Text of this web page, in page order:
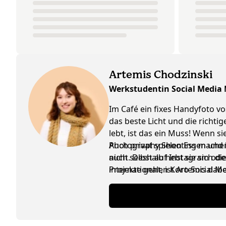
Artemis Chodzinski
Werkstudentin Social Media
Im Café ein fixes Handyfoto
das beste Licht und die
lebt, ist das ein Muss! Wenn
Photography Shooting
nicht. Deshalb hebt sie sich
internationalen Koro Social
Auch privat spielen Essen
auch selbst auf Instagram
Projekte geht, ist Artemis
ausgetauscht werden, ist das